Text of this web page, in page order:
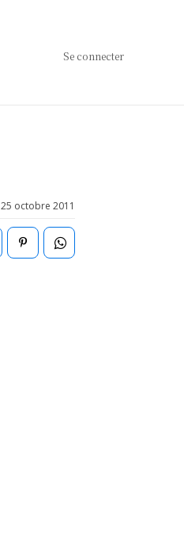
Se connecter
25 octobre 2011